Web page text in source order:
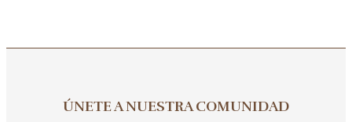
ÚNETE A NUESTRA COMUNIDAD